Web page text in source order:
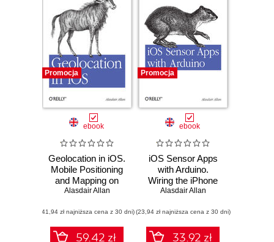
Promocja
ebook
Geolocation in iOS.
Mobile Positioning
and Mapping on
iPhone and iPad
Alasdair Allan
(41,94 zł najniższa cena z 30 dni)
59.42 zł
Promocja
ebook
iOS Sensor Apps
with Arduino.
Wiring the iPhone
and iPad into the
Alasdair Allan
(23,94 zł najniższa cena z 30 dni)
33.92 zł